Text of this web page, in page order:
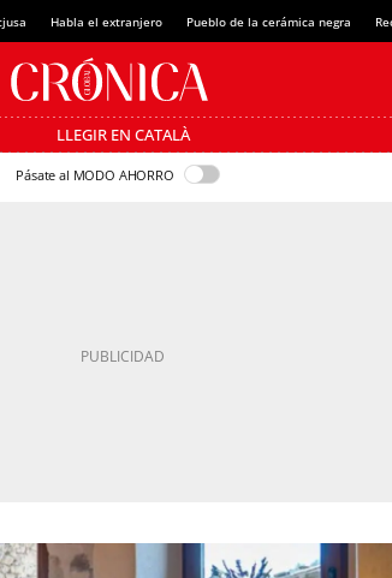
Habla el extranjero Pueblo de la cerámica negra
LLEGIR EN CATALÀ
Pásate al MODO AHORRO